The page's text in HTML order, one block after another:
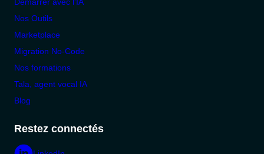
Démarrer avec l'IA
Nos Outils
Marketplace
Migration No-Code
Nos formations
Tala, agent vocal IA
Blog
Restez connectés